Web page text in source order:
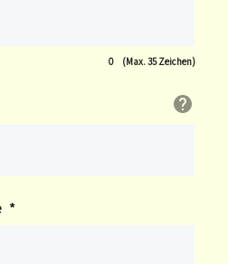
0 (Max. 35 Zeichen)
*